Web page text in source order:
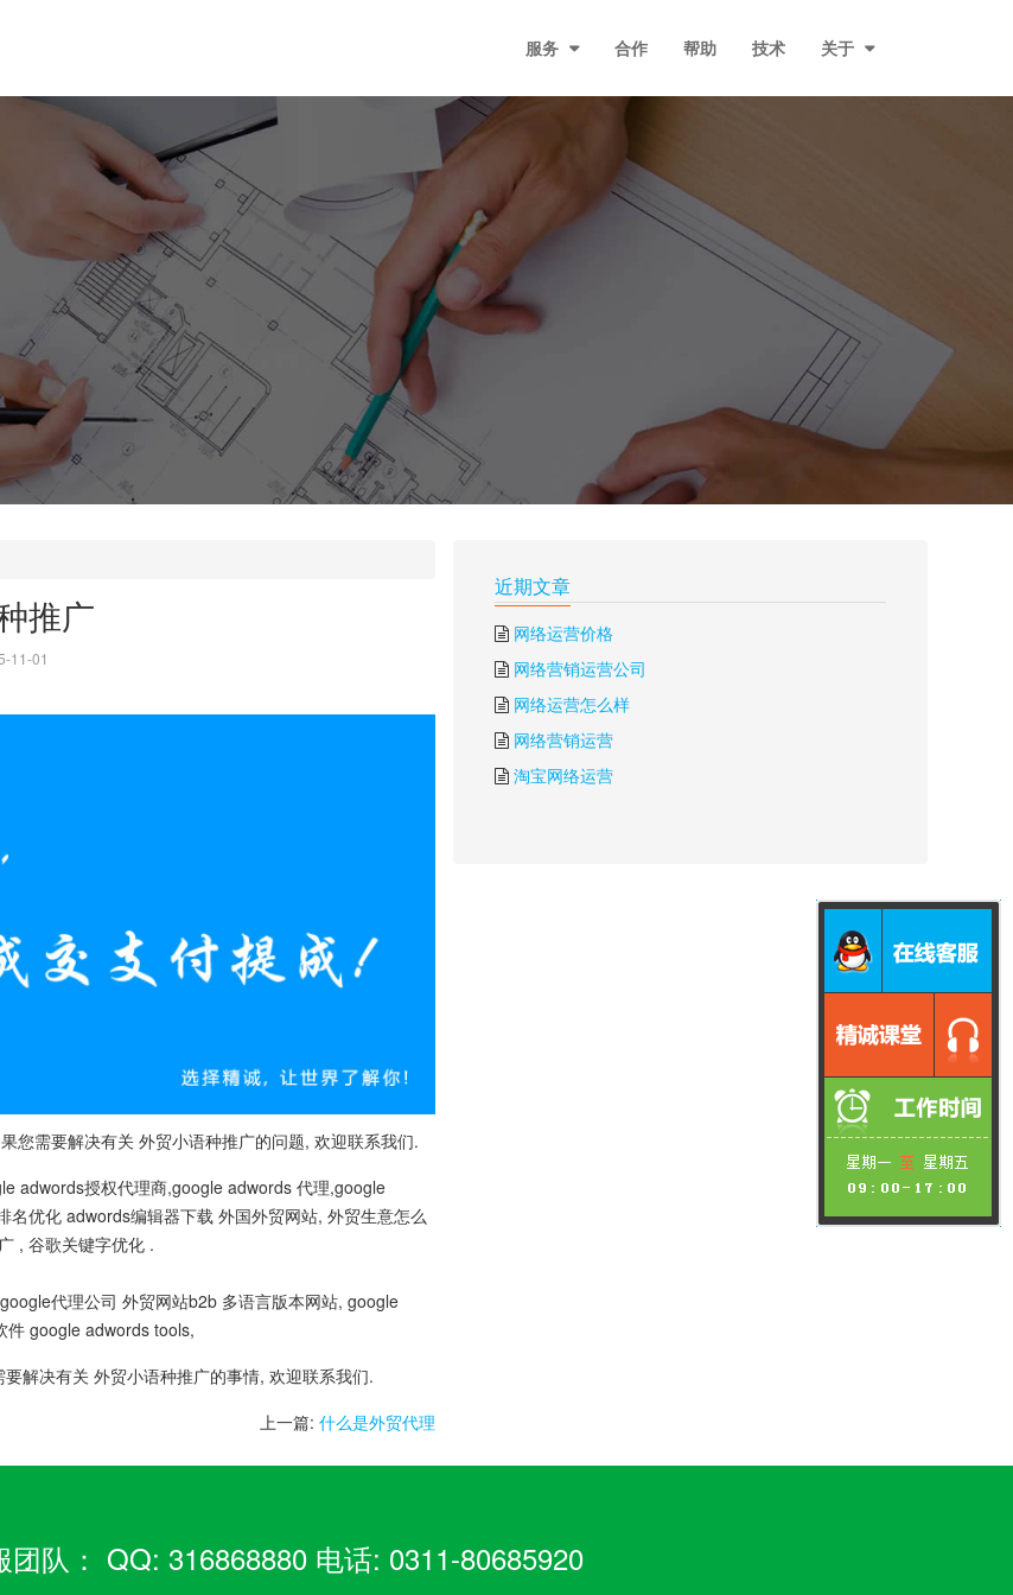
服务 合作 帮助 技术 关于
推广
11-01
您需要解决有关 外贸小语种推广的问题, 欢迎联系我们.
adwords授权代理商,google adwords 代理,google
优化 adwords编辑器下载 外国外贸网站, 外贸生意怎么
, 谷歌关键字优化 .
代理公司 外贸网站b2b 多语言版本网站, google
件 google adwords tools,
解决有关 外贸小语种推广的事情, 欢迎联系我们.
上一篇: 什么是外贸代理
近期文章
网络运营价格
网络营销运营公司
网络运营怎么样
网络营销运营
淘宝网络运营
队： QQ: 316868880 电话: 0311-80685920